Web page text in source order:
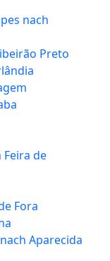
nach
Preto
Feira de
Fora
Aparecida